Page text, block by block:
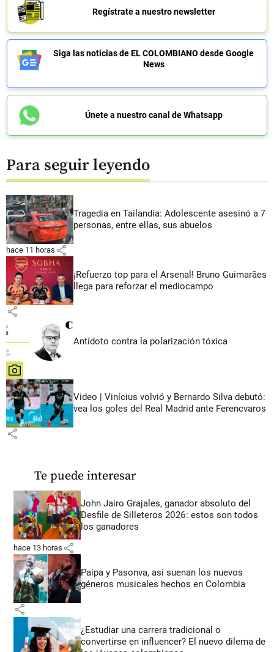
Regístrate a nuestro newsletter
Siga las noticias de EL COLOMBIANO desde Google
News
Únete a nuestro canal de Whatsapp
Para seguir leyendo
Tragedia en Tailandia: Adolescente asesinó a 7
personas, entre ellas, sus abuelos
hace 11 horas share
¡Refuerzo top para el Arsenal! Bruno Guimarães
llega para reforzar el mediocampo
share
Antídoto contra la polarización tóxica
share
Video | Vinícius volvió y Bernardo Silva debutó:
vea los goles del Real Madrid ante Ferencvaros
share
Te puede interesar
John Jairo Grajales, ganador absoluto del
Desfile de Silleteros 2026: estos son todos
los ganadores
hace 13 horas share
Paipa y Pasonva, así suenan los nuevos
géneros musicales hechos en Colombia
share
¿Estudiar una carrera tradicional o
convertirse en influencer? El nuevo dilema de